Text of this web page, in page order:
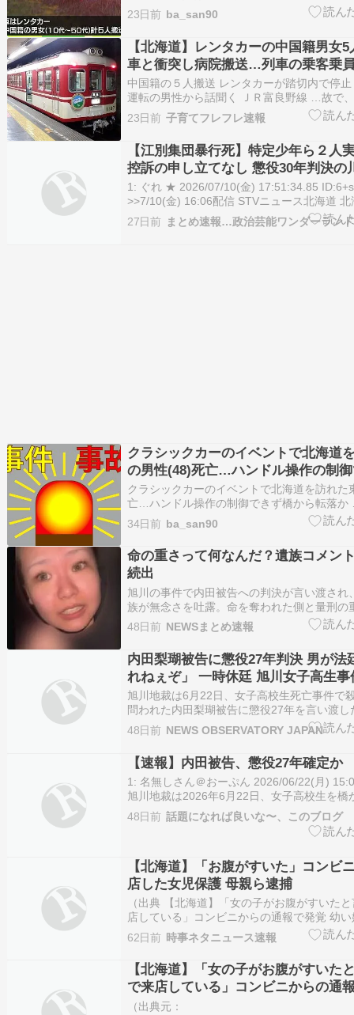
ンタカーの中国籍男女5人 踏切で列車と衝突
の乗客乗員は約100人 JR富良野線 日テレ
日テレNNNN) レン…
23日前 ba_san90
【北海道】レンタカーの中国籍男女
車と衝突し病院搬送…列車の乗客乗
JR富良野線
中国籍の５人搬送 レンタカーが踏切内で停
運転の男性から話聞く ＪＲ富良野線 …故で
前、踏切の線路上に停止していたことがわか
Ｒ富良野線の上富良野駅と美馬牛駅の間にあ
月１６日午後５時４５分ごろ… （出典：
23日前 子育てフレフレ速報
【江別集団暴行死】特定少年ら２人
控訴の申し立てなし 懲役30年判決の
訴
1: ぐれ ★ 2026/07/10(金) 17:51:34.85
>>7/10(金) 16:06配信 STVニュース北海道
子大学生が集団暴行を受け死亡した事件の
【江別集団暴行死】特定少年ら２人実刑判
27日前 まとめ速報…政治芸能ワンダーランド
クラシックカーのイベントで北海道
の男性(48)死亡…ハンドル操作の制
舞うように橋から転落か
クラシックカーのイベントで北海道を訪れた
亡…ハンドル操作の制御できず橋から転落
橋から転落した事故で、意識不明で搬送され
たのは東京都に住む男性（48）だったこと
事故があったのは、石狩市の茨… (出典:STV
…
34日前 ba_san90
命の重さって何なんだ？遺族コメン
続出
旭川の事件で内田被告への判決が言い渡され
族が無念さを吐露。命を奪われた側と量刑の
が浮き彫りに。これはさすがに遺族側の気持
すぎるだろ。失った側は人生がそこで終わる
て、その後ずっと抱えて生きるんだよな。判
ちが整理され…
48日前 NEWSまとめ速報
内田梨瑚被告に懲役27年判決 男が法
れねぇぞ」 一時休廷 旭川女子高生事
旭川地裁は6月22日、女子高校生死亡事件で
問われた内田梨瑚被告に懲役27年を言い渡
傍聴席から男が「報われねぇぞ」などと叫び
入し、一時休廷に。男は建造物侵入の疑いで
た。 Photo： 内田被告に懲役２７年判決 廷
48日前 NEWS OBSERVATORY JAPAN
【速報】内田被告、懲役27年確定か
1: 名無しさん＠おーぷん 2026/06/22(月)
旭川地裁は2026年6月22日、女子高校生を橋
○した罪などに問われた内田梨瑚被告（23）
判決を言い渡しました。 続きは下記 【速報
48日前 話題になれば良いな〜、このブログ
【北海道】「お腹がすいた」コンビ
店した女児保護 母親ら逮捕
（出典 【北海道】「女の子がお腹がすいた
店している」コンビニからの通報で発覚 幼
酒 母親と交際相手を逮捕 [ぐれ★]）1 ぐれ ★
2026/06/08(月) 08:57:17.13
信 STVニ…
62日前 時事ネタニュース速報
【北海道】「女の子がお腹がすいた
で来店している」コンビニからの通
娘を放置し飲酒 母親と交際相手を逮
（出典元：